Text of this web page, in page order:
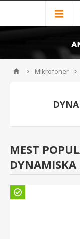
Mikrofoner
MEST